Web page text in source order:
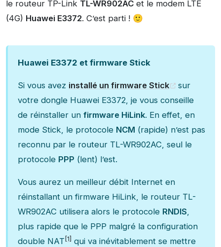
le routeur TP-Link TL-WR902AC et le modem LTE
(4G) Huawei E3372. C’est parti ! 🙂
Huawei E3372 et firmware Stick
Si vous avez installé un firmware Stick
sur
votre dongle Huawei E3372, je vous conseille
de réinstaller un firmware HiLink. En effet, en
mode Stick, le protocole NCM (rapide) n’est pas
reconnu par le routeur TL-WR902AC, seul le
protocole PPP (lent) l’est.
Vous aurez un meilleur débit Internet en
réinstallant un firmware HiLink, le routeur TL-
WR902AC utilisera alors le protocole RNDIS,
plus rapide que le PPP malgré la configuration
double NAT [1]
qui va inévitablement se mettre